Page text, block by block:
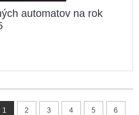
automatov na rok
1 2 3 4 5 6